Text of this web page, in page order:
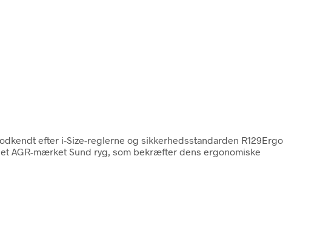
efter i-Size-reglerne og sikkerhedsstandarden R129Ergo
AGR-mærket Sund ryg, som bekræfter dens ergonomiske